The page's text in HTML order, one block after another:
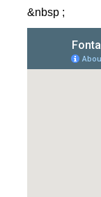
&nbsp ;